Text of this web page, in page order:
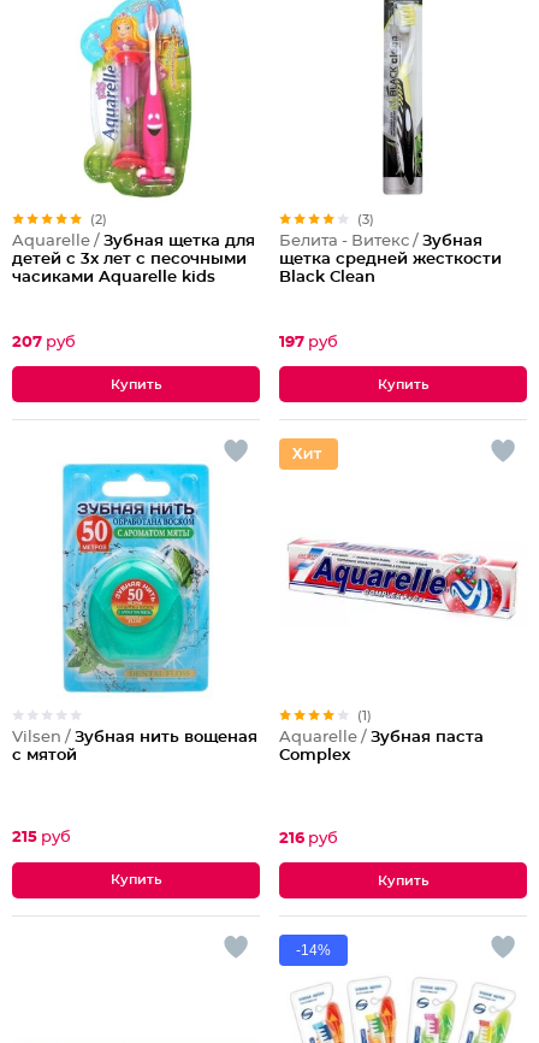
(2)
Aquarelle / Зубная щетка для
детей с 3х лет с песочными
часиками Aquarelle kids
207 руб
(3)
Белита - Витекс / Зубная
щетка средней жесткости
Black Clean
197 руб
Vilsen / Зубная нить вощеная
с мятой
215 руб
(1)
Aquarelle / Зубная паста
Complex
216 руб
-14%